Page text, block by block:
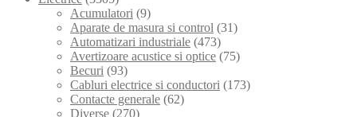
Acumulatori (9)
Aparate de masura si control (31)
Automatizari industriale (473)
Avertizoare acustice si optice (75)
Becuri (93)
Cabluri electrice si conductori (173)
Contacte generale (62)
Diverse (270)